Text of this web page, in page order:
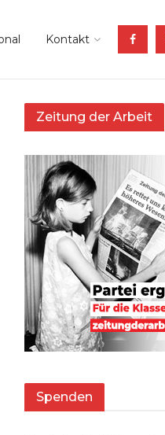
Kontakt
Zeitung der Arbeit
Spenden